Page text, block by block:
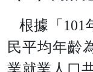
根據「 101
民平均年齡